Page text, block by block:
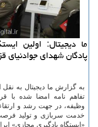
ما دیجیتال: اولین
پادگان شهدای جوادنیای
به گزارش ما دیجیتال به نقل
تفاهم نامه امضا شده با
وظیفه، در جهت رشد و
خدمت سربازی و تولید
«ایستگاه یادگیری مجازی»